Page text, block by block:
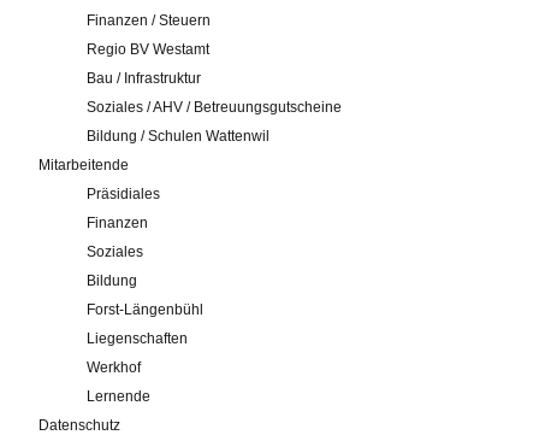
Finanzen / Steuern
Regio BV Westamt
Bau / Infrastruktur
Soziales / AHV / Betreuungsgutscheine
Bildung / Schulen Wattenwil
Mitarbeitende
Präsidiales
Finanzen
Soziales
Bildung
Forst-Längenbühl
Liegenschaften
Werkhof
Lernende
Datenschutz